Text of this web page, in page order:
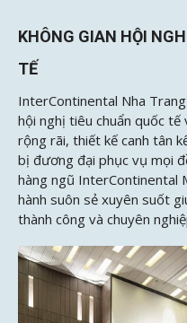
KHÔNG GIAN HỘI
TẾ
InterContinental Nha
hội nghị tiêu chuẩn quốc
rộng rãi, thiết kế canh tân
bị đương đại phục vụ mọi
hàng ngũ InterContinental
hành suôn sẻ xuyên suốt
thành công và chuyên